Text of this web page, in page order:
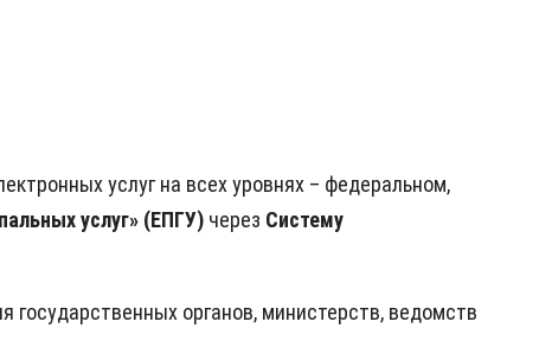
услуг на всех уровнях – федеральном,
услуг» (ЕПГУ) через Систему
органов, министерств, ведомств